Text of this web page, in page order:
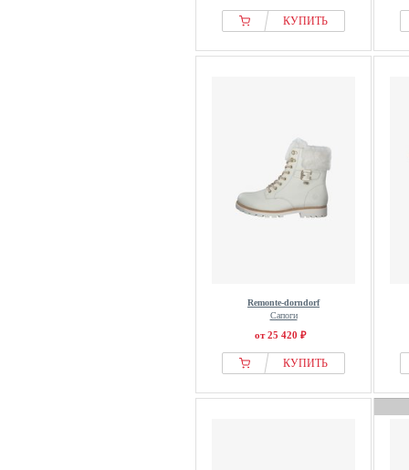
КУПИТЬ
Remonte-dorndorf
Сапоги
от 25 420 ₽
КУПИТЬ